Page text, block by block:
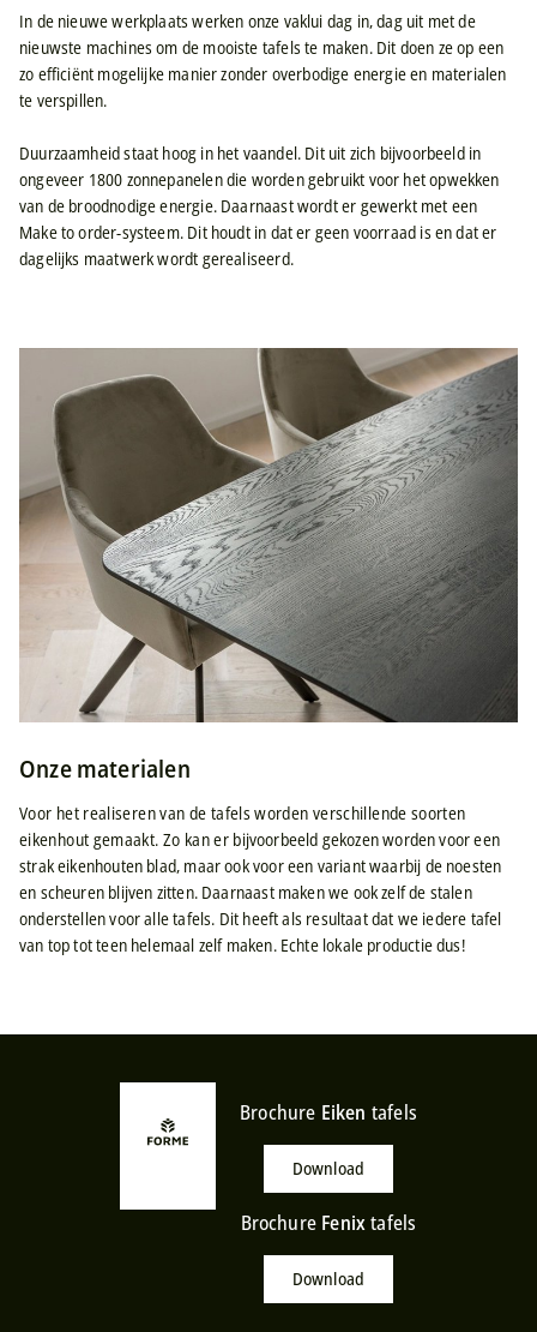
In de nieuwe werkplaats werken onze vaklui dag in, dag uit met de
nieuwste machines om de mooiste tafels te maken. Dit doen ze op een
zo efficiënt mogelijke manier zonder overbodige energie en materialen
te verspillen.
Duurzaamheid staat hoog in het vaandel. Dit uit zich bijvoorbeeld in
ongeveer 1800 zonnepanelen die worden gebruikt voor het opwekken
van de broodnodige energie. Daarnaast wordt er gewerkt met een
Make to order-systeem. Dit houdt in dat er geen voorraad is en dat er
dagelijks maatwerk wordt gerealiseerd.
Onze materialen
Voor het realiseren van de tafels worden verschillende soorten
eikenhout gemaakt. Zo kan er bijvoorbeeld gekozen worden voor een
strak eikenhouten blad, maar ook voor een variant waarbij de noesten
en scheuren blijven zitten. Daarnaast maken we ook zelf de stalen
onderstellen voor alle tafels. Dit heeft als resultaat dat we iedere tafel
van top tot teen helemaal zelf maken. Echte lokale productie dus!
Brochure Eiken tafels
Download
Brochure Fenixtafels
Download